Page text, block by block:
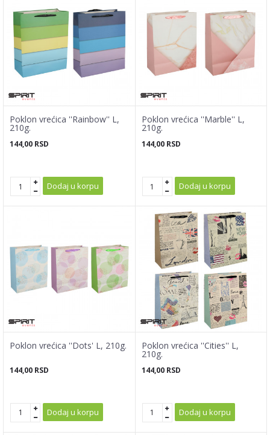
Poklon vrećica ''Rainbow'' L,
210g.
144,00 RSD
Dodaj u korpu
Poklon vrećica ''Marble'' L,
210g.
144,00 RSD
Dodaj u korpu
Poklon vrećica ''Dots' L, 210g.
144,00 RSD
Dodaj u korpu
Poklon vrećica ''Cities'' L,
210g.
144,00 RSD
Dodaj u korpu